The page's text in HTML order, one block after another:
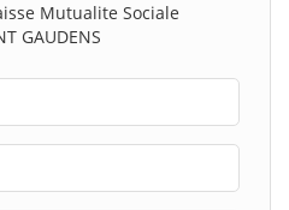
Mutualite Sociale
GAUDENS